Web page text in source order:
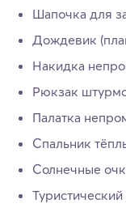
Шапочка для
Дождевик
Накидка
Рюкзак
Палатка
Спальник
Солнечные